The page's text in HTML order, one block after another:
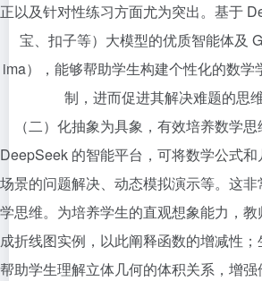
正以及针对性练习方面尤为突出。基于
宝、扣子等）大模型的优质智能体及
ima），能够帮助学生构建个性化的数学
制，进而促进其解决难题的思
（二）化抽象为具象，有效培养数学
DeepSeek 的智能平台，可将数学公式
场景的问题解决、动态模拟演示等。这
学思维。为培养学生的直观想象能力，
成折线图实例，以此阐释函数的增减性；
帮助学生理解立体几何的体积关系，增